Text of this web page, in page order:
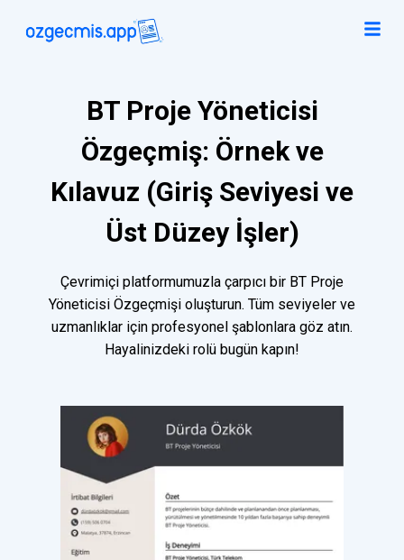
BT Proje Yöneticisi
Özgeçmiş: Örnek ve
Kılavuz (Giriş Seviyesi ve
Üst Düzey İşler)
Çevrimiçi platformumuzla çarpıcı bir BT Proje
Yöneticisi Özgeçmişi oluşturun. Tüm seviyeler ve
uzmanlıklar için profesyonel şablonlara göz atın.
Hayalinizdeki rolü bugün kapın!